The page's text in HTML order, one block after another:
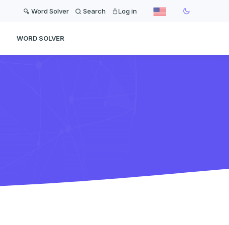
Word Solver Search Log in
WORD SOLVER